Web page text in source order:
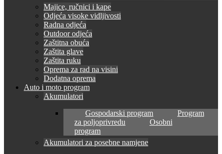
Majice, ručnici i kape
Odjeća visoke vidljivosti
Radna odjeća
Outdoor odjeća
Zaštitna obuća
Zaštita glave
Zaštita ruku
Oprema za rad na visini
Dodatna oprema
Auto i moto program
Akumulatori
Gospodarski program
Program
za poljoprivredu
Osobni
program
Akumulatori za posebne namjene